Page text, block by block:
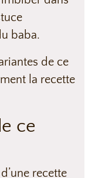
baba.
de ce
la recette
ce
recette